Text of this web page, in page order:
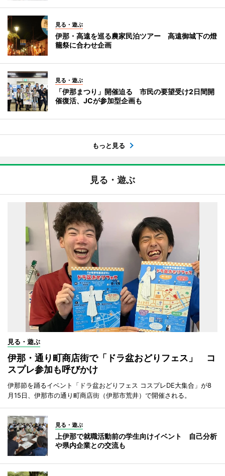
見る・遊ぶ
伊那・高遠を巡る農家民泊ツアー 高遠御城下の燈
籠祭に合わせ企画
見る・遊ぶ
「伊那まつり」開催迫る 市民の要望受け2日間開
催復活、JCが参加型企画も
もっと見る
見る・遊ぶ
見る・遊ぶ
伊那・通り町商店街で「ドラ盆おどりフェス」 コ
スプレ参加も呼びかけ
伊那節を踊るイベント「ドラ盆おどりフェス コスプレDE大集合」が8
月15日、伊那市の通り町商店街（伊那市荒井）で開催される。
見る・遊ぶ
上伊那で就職活動前の学生向けイベント 自己分析
や県内企業との交流も